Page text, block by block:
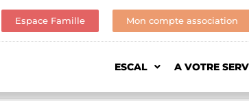
Espace Famille Mon compte association
ESCAL A VOTRE